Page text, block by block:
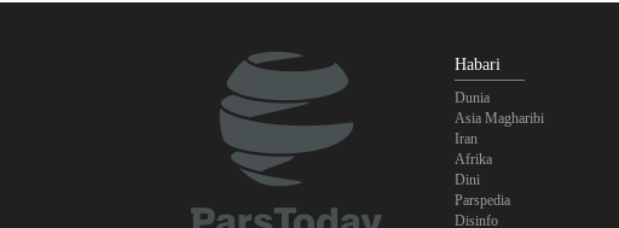
Habari
Dunia
Asia Magharibi
Iran
Afrika
Dini
Parspedia
Disinfo